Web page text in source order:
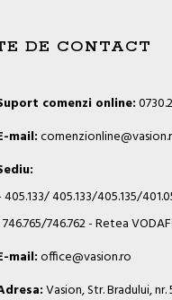
DE CONTACT
comenzi online:
mail:
405.133/405.135/
746.762 - Retea
mail:office@vasion.ro
Vasion, Str. Bradului,